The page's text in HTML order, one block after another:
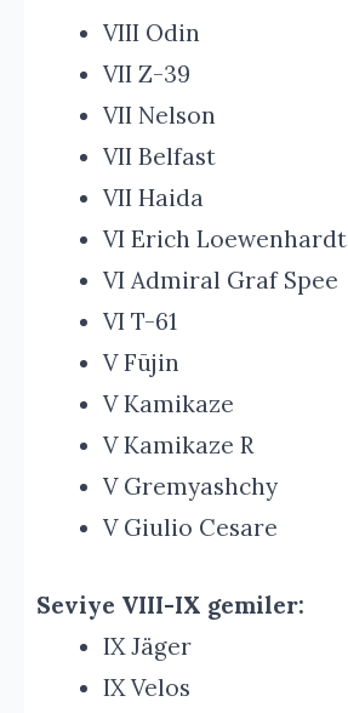
VIII Odin
VII Z-39
VII Nelson
VII Belfast
VII Haida
VI Erich Loewenhardt
VI Admiral Graf Spee
VI T-61
V Fūjin
V Kamikaze
V Kamikaze R
V Gremyashchy
V Giulio Cesare
Seviye VIII-IX gemiler:
IX Jäger
IX Velos